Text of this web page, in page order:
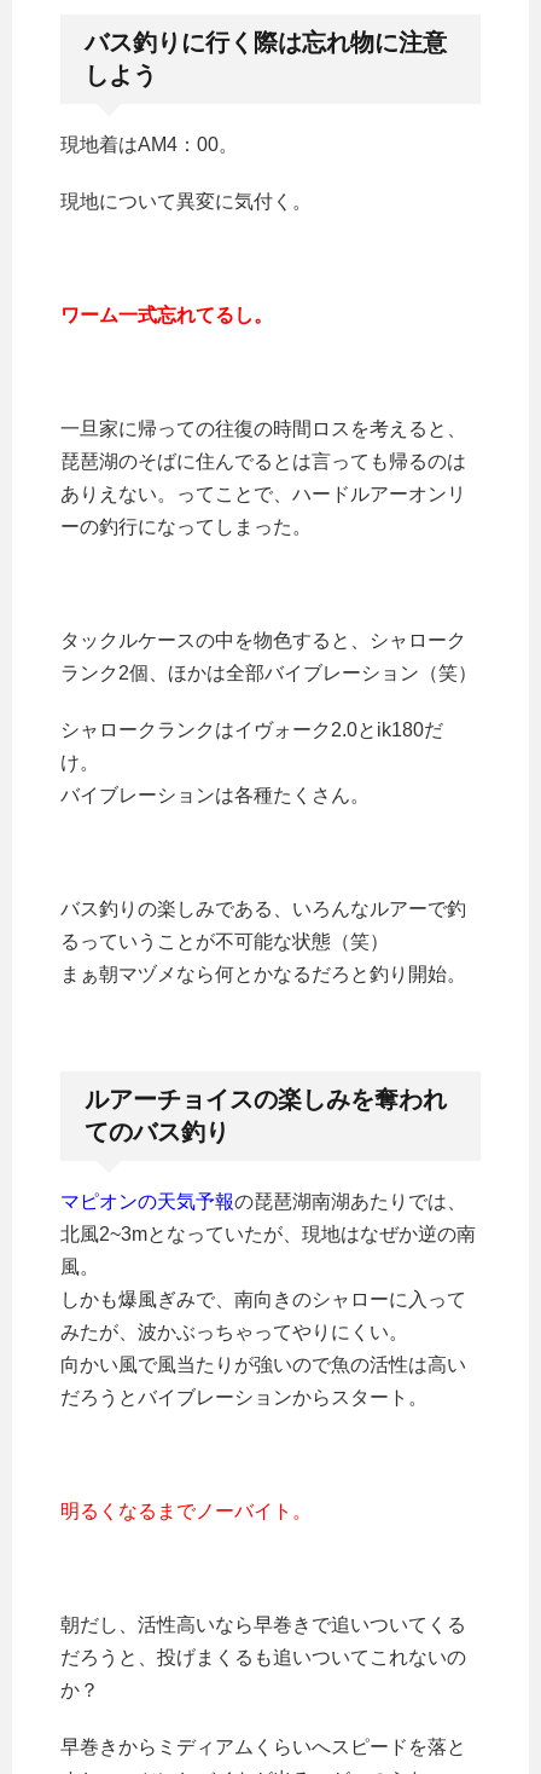
バス釣りに行く際は忘れ物に注意
しよう
現地着はAM4：00。
現地について異変に気付く。
ワーム一式忘れてるし。
一旦家に帰っての往復の時間ロスを考えると、
琵琶湖のそばに住んでるとは言っても帰るのは
ありえない。ってことで、ハードルアーオンリ
ーの釣行になってしまった。
タックルケースの中を物色すると、シャローク
ランク2個、ほかは全部バイブレーション（笑）
シャロークランクはイヴォーク2.0とik180だ
け。
バイブレーションは各種たくさん。
バス釣りの楽しみである、いろんなルアーで釣
るっていうことが不可能な状態（笑）
まぁ朝マヅメなら何とかなるだろと釣り開始。
ルアーチョイスの楽しみを奪われ
てのバス釣り
マピオンの天気予報の琵琶湖南湖あたりでは、
北風2~3mとなっていたが、現地はなぜか逆の南
風。
しかも爆風ぎみで、南向きのシャローに入って
みたが、波かぶっちゃってやりにくい。
向かい風で風当たりが強いので魚の活性は高い
だろうとバイブレーションからスタート。
明るくなるまでノーバイト。
朝だし、活性高いなら早巻きで追いついてくる
だろうと、投げまくるも追いついてこれないの
か？
早巻きからミディアムくらいへスピードを落と